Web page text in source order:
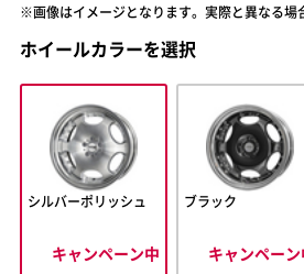
※画像はイメージとなります。実際と異なる場
ホイールカラーを選択
シルバーポリッシュ
キャンペーン中
ブラック
キャンペーン